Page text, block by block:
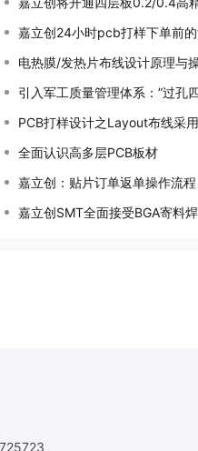
嘉立创24小时pcb打样下单前
电热膜/发热片布线设计原理与
PCB打样设计之Layout布线采
全面认识高多层PCB板材
嘉立创：贴片订单返单操作流程
嘉立创SMT全面接受BGA寄料焊